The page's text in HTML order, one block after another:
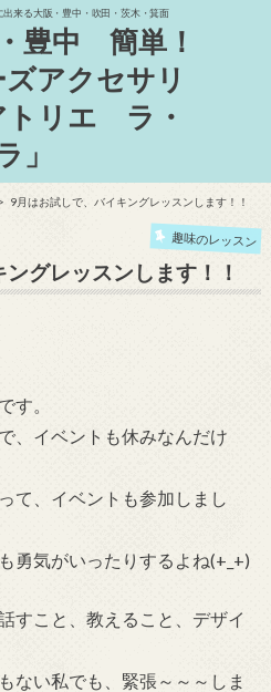
来る大阪・豊中・吹田・茨木・箕面
豊中 簡単！
アクセサリ
トリエ ラ・
」
9月はお試しで、バイキングレッスンします！！
趣味のレッスン
グレッスンします！！
す。
、イベントも休みなんだけ
て、イベントも参加しまし
勇気がいったりするよね(+_+)
すこと、教えること、デザイ
ない私でも、緊張～～～しま